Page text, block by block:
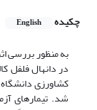
چکیده
English
به منظور بررسی
در دانهال فلفل
کشاورزی